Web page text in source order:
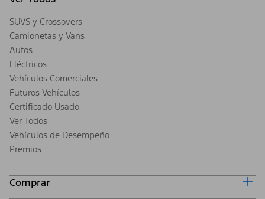
SUVS y Crossovers
Camionetas y Vans
Autos
Eléctricos
Vehículos Comerciales
Futuros Vehículos
Certificado Usado
Ver Todos
Vehículos de Desempeño
Premios
Comprar